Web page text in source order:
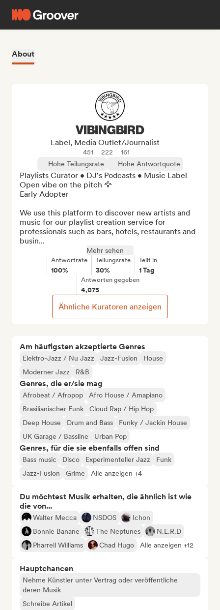
About
Am häufigsten akzeptierte Genres
Elektro-Jazz / Nu Jazz Jazz-Fusion
House
Moderner Jazz
R&B
Genres, die er/sie mag
Afrobeat / Afropop
Afro House / Amapiano
Brasilianischer Funk
Cloud Rap / Hip Hop
Deep House
Drum and Bass
Funky / Jackin House
UK Garage / Bassline
Urban Pop
Genres, für die sie ebenfalls offen sind
Bass music Disco Experimenteller Jazz
Funk
Jazz-Fusion
Grime Alle anzeigen +4
Du möchtest Musik erhalten, die ähnlich ist wie
die von...
Walter Mecca NSDOS
Ichon
Bonnie Banane
The Neptunes
N.E.R.D
Pharrell Williams
Chad Hugo Alle anzeigen +12
Hauptchancen
Nehme Künstler unter Vertrag oder veröffentliche
deren Musik
Schreibe Artikel
VIBINGBIRD
Label, Media Outlet/Journalist
451 222
161
Hohe Teilungsrate
Hohe Antwortquote
Playlists Curator • DJ's Podcasts • Music Label
Open vibe on the pitch 🦅
Early Adopter
We use this platform to discover new artists and
music for our playlist creation service for
professionals such as bars, hotels, restaurants and
busin...
Mehr sehen
Antwortrate
100%
Teilungsrate
30%
Teilt in
1 Tag
Antworten gegeben
4,075
Ähnliche Kuratoren anzeigen